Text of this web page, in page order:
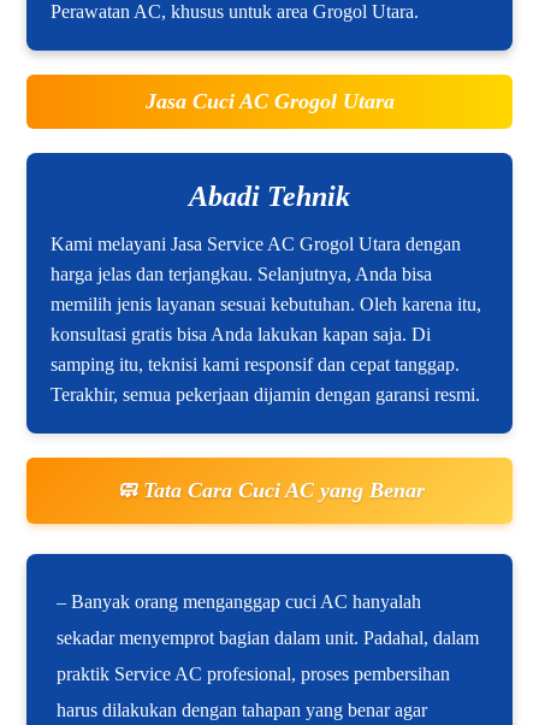
Perawatan AC, khusus untuk area Grogol Utara.
Jasa Cuci AC Grogol Utara
Abadi Tehnik
Kami melayani Jasa Service AC Grogol Utara dengan
harga jelas dan terjangkau. Selanjutnya, Anda bisa
memilih jenis layanan sesuai kebutuhan. Oleh karena itu,
konsultasi gratis bisa Anda lakukan kapan saja. Di
samping itu, teknisi kami responsif dan cepat tanggap.
Terakhir, semua pekerjaan dijamin dengan garansi resmi.
🧼 Tata Cara Cuci AC yang Benar
– Banyak orang menganggap cuci AC hanyalah
sekadar menyemprot bagian dalam unit. Padahal, dalam
praktik Service AC profesional, proses pembersihan
harus dilakukan dengan tahapan yang benar agar